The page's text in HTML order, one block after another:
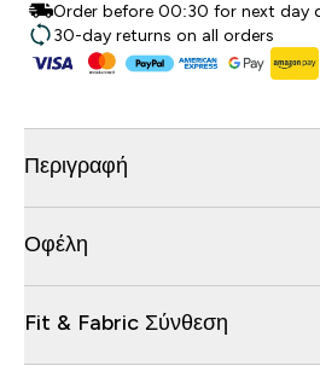
Order before 00:30 for next day
30-day returns on all orders
Περιγραφή
Οφέλη
Fit & Fabric Σύνθεση